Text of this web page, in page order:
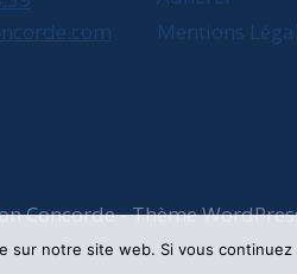
Mentions
Concorde - Thème
sur notre site web. Si vous